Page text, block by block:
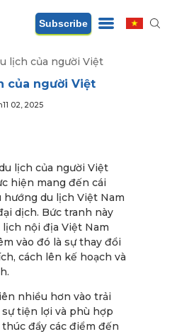
Subscribe
lịch của người Việt
của người Việt
02, 2025
lịch của người Việt
hiện mang đến cái
du lịch Việt Nam
dịch. Bức tranh này
nội địa Việt Nam
vào đó là sự thay đổi
cách lên kế hoạch và
nhiều hơn vào trải
tiện lợi và phù hợp
đẩy các điểm đến